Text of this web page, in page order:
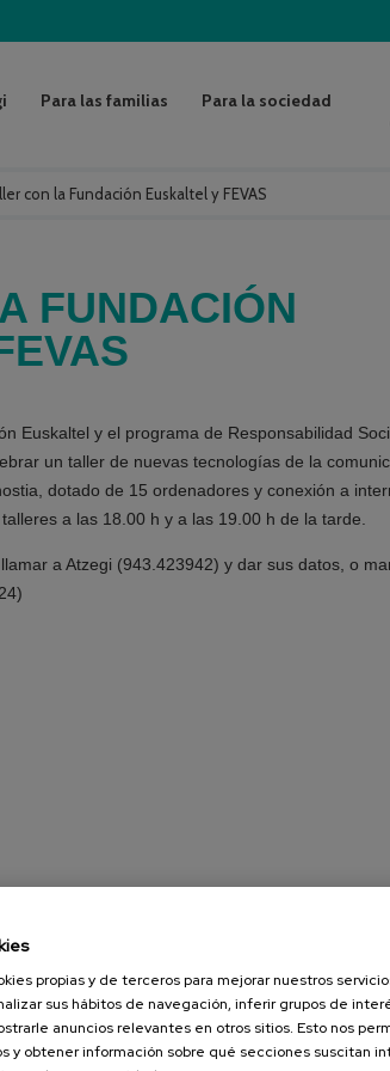
con la Fundación Euskaltel y FEVAS
Para las familias Para la sociedad
FUNDACIÓN
Euskaltel y el programa de Responsabilidad
un taller de nuevas tecnologías de la
dotado de 15 ordenadores y conexión a
a las 18.00 h y a las 19.00 h de la tarde.
a Atzegi (943.423942) y dar sus datos, o
propias y de terceros para mejorar nuestros
sus hábitos de navegación, inferir grupos de
anuncios relevantes en otros sitios. Esto nos
y obtener información sobre qué secciones suscitan